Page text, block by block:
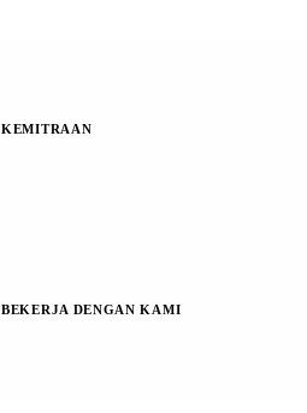
KEMITRAAN
BEKERJA DENGAN KAMI